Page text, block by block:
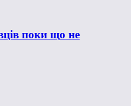
поки що не